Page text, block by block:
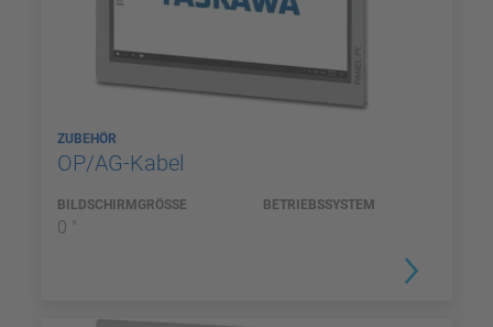
ZUBEHÖR
OP/AG-Kabel
BILDSCHIRMGRÖSSE
0 "
BETRIEBSSYSTEM